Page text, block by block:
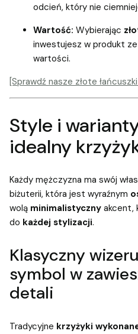
odcień, który nie
Wartość: Wybierając
inwestujesz w produkt ze
wartości.
[Sprawdź nasze złote
Style i
idealny
Każdy mężczyzna ma swój
biżuterii, która jest wyraźnym
wolą minimalistyczny akcent,
do każdej stylizacji.
Klasyczny
symbol w
detali
Tradycyjne krzyżyki